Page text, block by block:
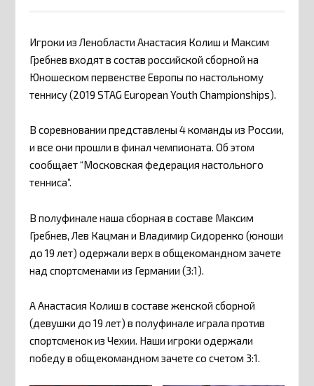
Игроки из Ленобласти Анастасия Колиш и Максим
Гребнев входят в состав российской сборной на
Юношеском первенстве Европы по настольному
теннису (2019 STAG European Youth Championships).
В соревновании представлены 4 команды из России,
и все они прошли в финал чемпионата. Об этом
сообщает “Московская федерация настольного
тенниса”.
В полуфинале наша сборная в составе Максим
Гребнев, Лев Кацман и Владимир Сидоренко (юноши
до 19 лет) одержали верх в общекомандном зачете
над спортсменами из Германии (3:1).
А Анастасия Колиш в составе женской сборной
(девушки до 19 лет) в полуфинале играла против
спортсменок из Чехии. Наши игроки одержали
победу в общекомандном зачете со счетом 3:1.